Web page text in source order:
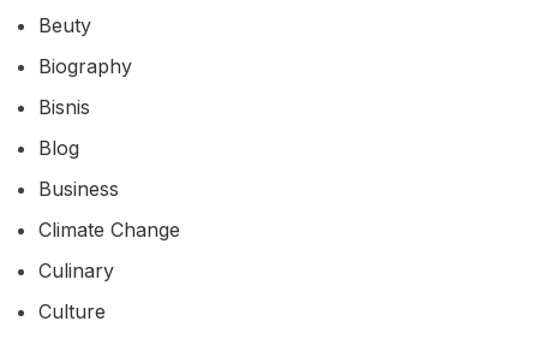
Beuty
Biography
Bisnis
Blog
Business
Climate Change
Culinary
Culture